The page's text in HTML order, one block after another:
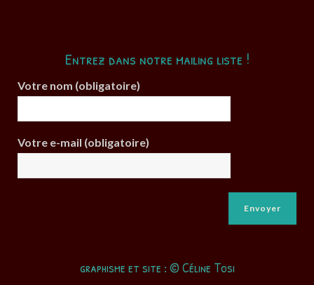
Entrez dans notre mailing liste !
Votre nom (obligatoire)
Votre e-mail (obligatoire)
graphisme et site : © Céline Tosi